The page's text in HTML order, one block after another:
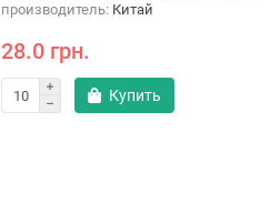
производитель: Китай
28.0 грн.
Купить